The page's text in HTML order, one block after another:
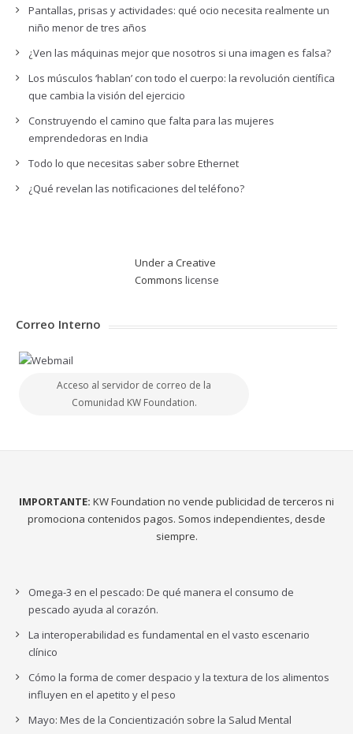
Pantallas, prisas y actividades: qué ocio necesita realmente un
niño menor de tres años
¿Ven las máquinas mejor que nosotros si una imagen es falsa?
Los músculos ‘hablan’ con todo el cuerpo: la revolución científica
que cambia la visión del ejercicio
Construyendo el camino que falta para las mujeres
emprendedoras en India
Todo lo que necesitas saber sobre Ethernet
¿Qué revelan las notificaciones del teléfono?
Under a Creative
Commons license
Correo Interno
Acceso al servidor de correo de la
Comunidad KW Foundation.
IMPORTANTE: KW Foundation no vende publicidad de terceros ni
promociona contenidos pagos. Somos independientes, desde
siempre.
Omega-3 en el pescado: De qué manera el consumo de
pescado ayuda al corazón.
La interoperabilidad es fundamental en el vasto escenario
clínico
Cómo la forma de comer despacio y la textura de los alimentos
influyen en el apetito y el peso
Mayo: Mes de la Concientización sobre la Salud Mental